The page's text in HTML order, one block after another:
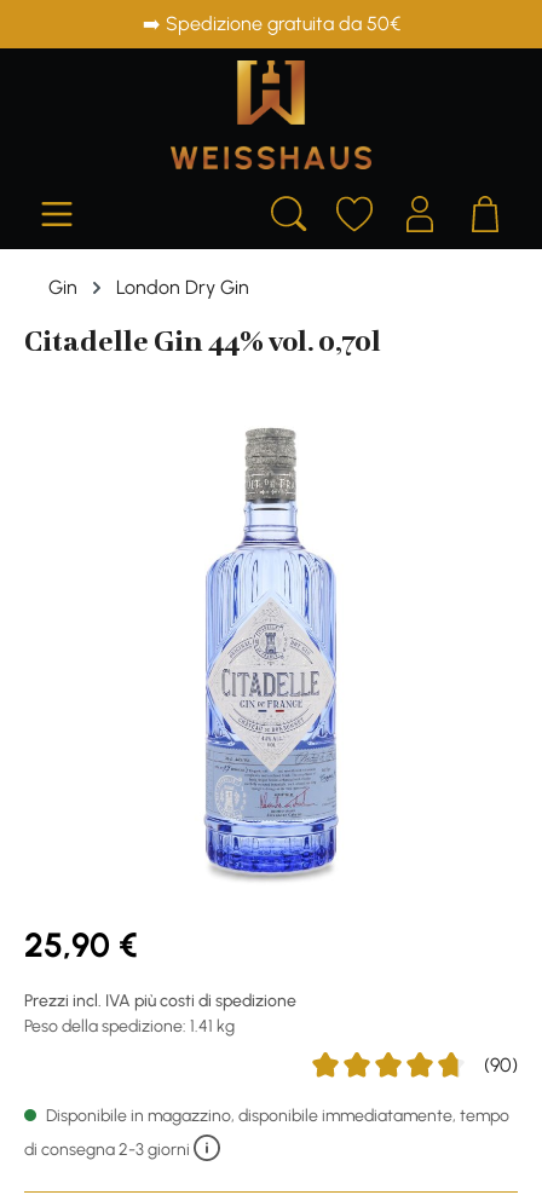
➡️ Spedizione gratuita da 50€
Gin London Dry Gin
Citadelle Gin 44% vol. 0,70l
25,90 €
Prezzi incl. IVA più costi di spedizione
Peso della spedizione: 1.41 kg
(90)
Disponibile in magazzino, disponibile immediatamente, tempo
di consegna 2-3 giorni